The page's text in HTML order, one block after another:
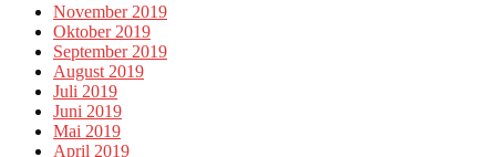
November 2019
Oktober 2019
September 2019
August 2019
Juli 2019
Juni 2019
Mai 2019
April 2019